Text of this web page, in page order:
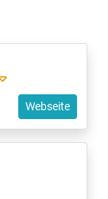
Webseite